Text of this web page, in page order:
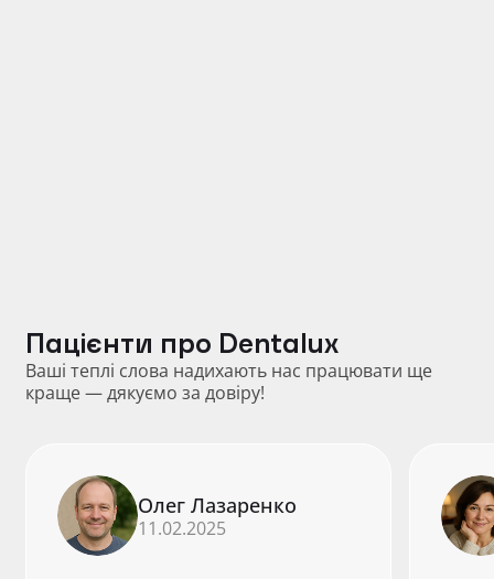
Пацієнти про Dentalux
Ваші теплі слова надихають нас працювати ще
краще — дякуємо за довіру!
Олег Лазаренко
11.02.2025